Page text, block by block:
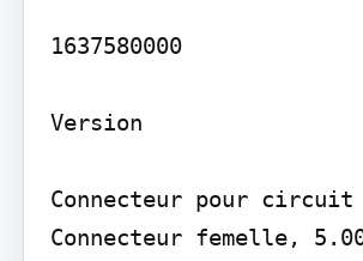
1637580000
Version
Connecteur pour circuit
Connecteur femelle, 5.00